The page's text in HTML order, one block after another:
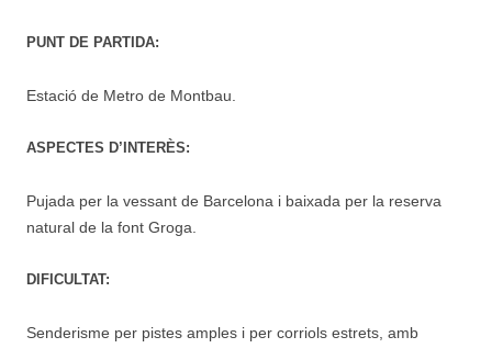
PUNT DE PARTIDA:
Estació de Metro de Montbau.
ASPECTES D’INTERÈS:
Pujada per la vessant de Barcelona i baixada per la reserva
natural de la font Groga.
DIFICULTAT:
Senderisme per pistes amples i per corriols estrets, amb